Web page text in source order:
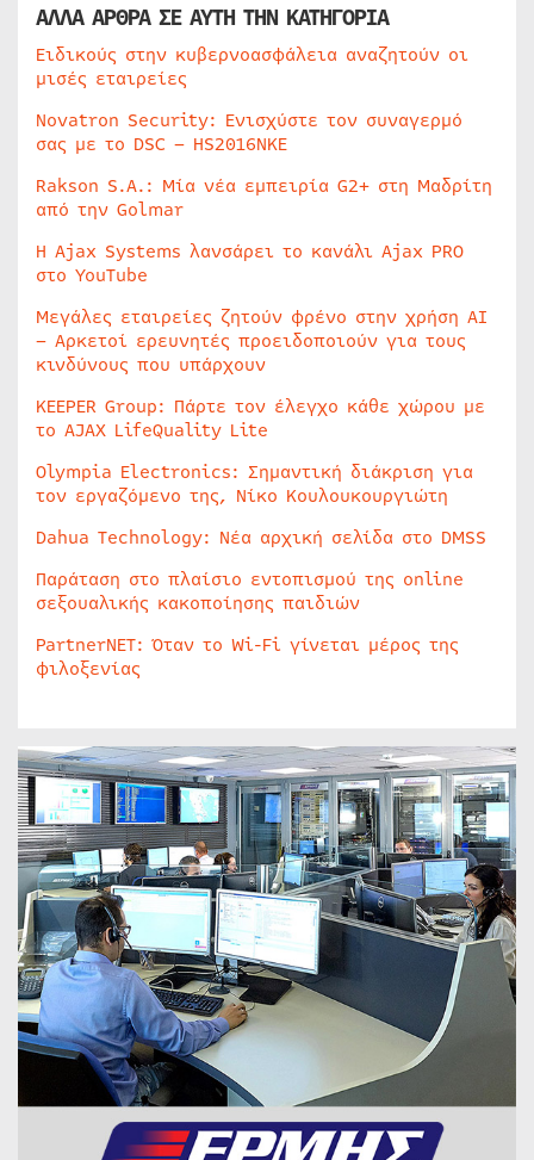
ΑΛΛΑ ΑΡΘΡΑ ΣΕ ΑΥΤΗ ΤΗΝ ΚΑΤΗΓΟΡΙΑ
Ειδικούς στην κυβερνοασφάλεια αναζητούν οι
μισές εταιρείες
Novatron Security: Ενισχύστε τον συναγερμό
σας με το DSC – HS2016NKE
Rakson S.A.: Μία νέα εμπειρία G2+ στη Μαδρίτη
από την Golmar
Η Ajax Systems λανσάρει το κανάλι Ajax PRO
στο YouTube
Μεγάλες εταιρείες ζητούν φρένο στην χρήση AI
– Αρκετοί ερευνητές προειδοποιούν για τους
κινδύνους που υπάρχουν
KEEPER Group: Πάρτε τον έλεγχο κάθε χώρου με
το AJAX LifeQuality Lite
Olympia Electronics: Σημαντική διάκριση για
τον εργαζόμενο της, Νίκο Κουλουκουργιώτη
Dahua Technology: Νέα αρχική σελίδα στο DMSS
Παράταση στο πλαίσιο εντοπισμού της online
σεξουαλικής κακοποίησης παιδιών
PartnerNET: Όταν το Wi-Fi γίνεται μέρος της
φιλοξενίας